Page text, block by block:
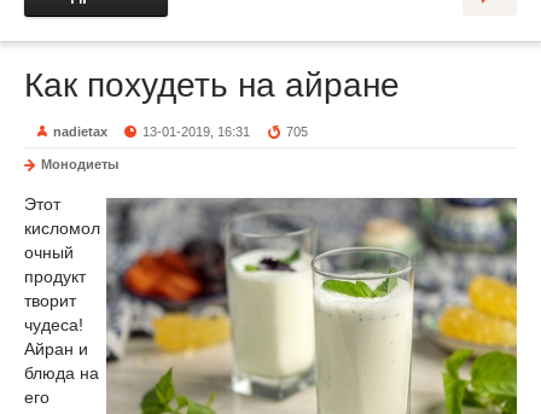
Как похудеть на айране
nadietax 13-01-2019, 16:31 705
Монодиеты
Этот
кисломол
очный
продукт
творит
чудеса!
Айран и
блюда на
его